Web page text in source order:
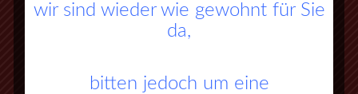
wir sind wieder wie gewohnt für Sie
da,
bitten jedoch um eine